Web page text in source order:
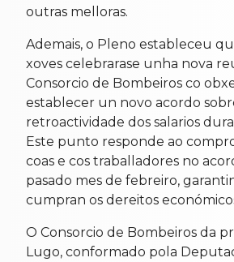
outras melloras.
Ademais, o Pleno estableceu
xoves celebrarase unha nova
Consorcio de Bombeiros co
establecer un novo acordo
retroactividade dos salarios
Este punto responde ao
coas e cos traballadores no
pasado mes de febreiro,
cumpran os dereitos
O Consorcio de Bombeiros da
Lugo, conformado pola